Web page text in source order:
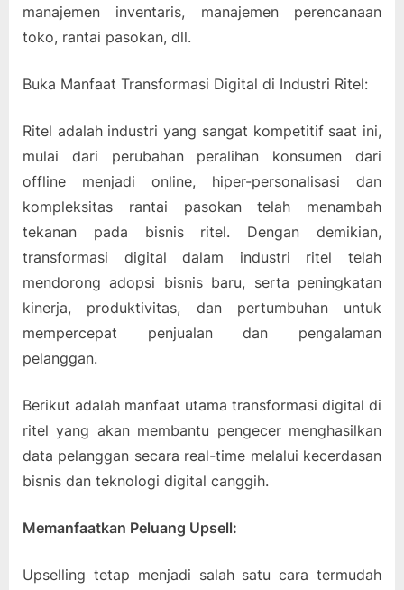
manajemen inventaris, manajemen perencanaan
toko, rantai pasokan, dll.
Buka Manfaat Transformasi Digital di Industri Ritel:
Ritel adalah industri yang sangat kompetitif saat ini,
mulai dari perubahan peralihan konsumen dari
offline menjadi online, hiper-personalisasi dan
kompleksitas rantai pasokan telah menambah
tekanan pada bisnis ritel. Dengan demikian,
transformasi digital dalam industri ritel telah
mendorong adopsi bisnis baru, serta peningkatan
kinerja, produktivitas, dan pertumbuhan untuk
mempercepat penjualan dan pengalaman
pelanggan.
Berikut adalah manfaat utama transformasi digital di
ritel yang akan membantu pengecer menghasilkan
data pelanggan secara real-time melalui kecerdasan
bisnis dan teknologi digital canggih.
Memanfaatkan Peluang Upsell:
Upselling tetap menjadi salah satu cara termudah